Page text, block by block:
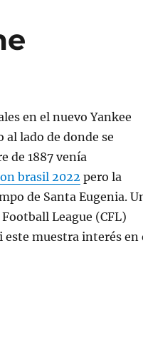
en el nuevo Yankee
lado de donde se
de 1887 venía
brasil 2022 pero la
de Santa Eugenia.
League (CFL)
este muestra interés en